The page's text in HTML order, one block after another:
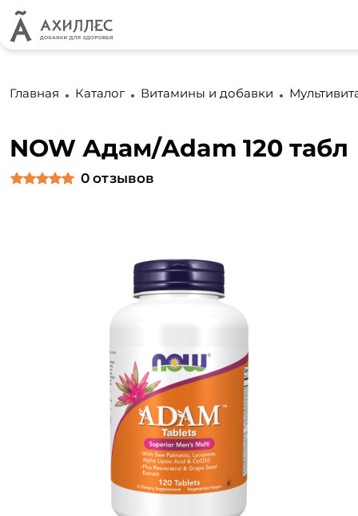
Главная Каталог Витамины и добавки
NOW Адам/Adam 120 табл
0 отзывов